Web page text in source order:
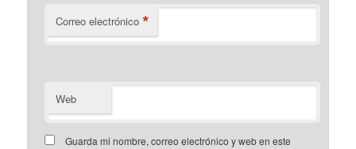
Correo electrónico *
Web
Guarda mi nombre, correo electrónico y web en este